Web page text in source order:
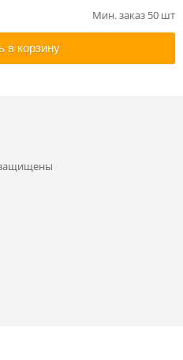
Мин. заказ 50 шт
в корзину
защищены